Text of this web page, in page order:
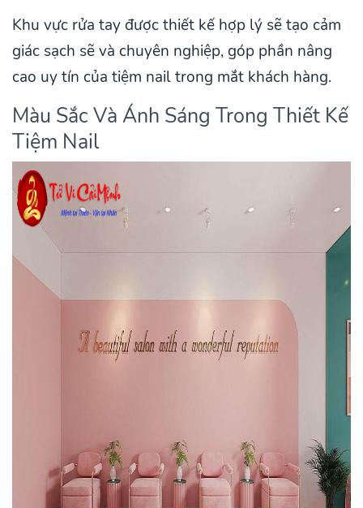
Khu vực rửa tay được thiết kế hợp lý sẽ tạo cảm
giác sạch sẽ và chuyên nghiệp, góp phần nâng
cao uy tín của tiệm nail trong mắt khách hàng.
Màu Sắc Và Ánh Sáng Trong Thiết Kế
Tiệm Nail